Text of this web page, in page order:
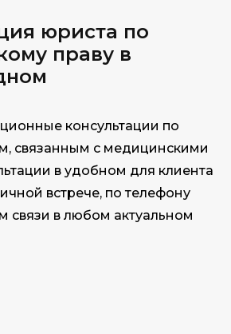
юриста по
праву в
консультации по
связанным с медицинскими
в удобном для клиента
встрече, по телефону
связи в любом актуальном